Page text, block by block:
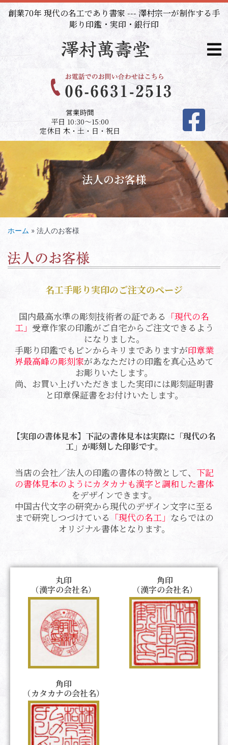
内
創業70年 現代の名工であり書家 --- 澤村宗一が制作する手
彫り印鑑・実印・銀行印
営業時間
平日 10:30～15:00
定休日 木・土・日・祝日
法人のお客様
ホーム » 法人のお客様
名工手彫り実印のご注文のページ
国内最高水準の彫刻技術者の証である 「現代の名
工」 受章作家の印鑑がご自宅からご注文できるよう
になりました。
手彫り印鑑でもピンからキリまでありますが印章業
界最高峰の彫刻家があなただけの印鑑を真心込めて
お彫りいたします。
尚、お買い上げいただきました実印には彫刻証明書
と印章保証書をお付けいたします。
【実印の書体見本】下記の書体見本は実際に「現代の名
工」が彫刻した印影です。
当店の会社／法人の印鑑の書体の特徴として、 下記
の書体見本のようにカタカナも漢字と調和した書体
をデザインできます。
中国古代文字の研究から現代のデザイン文字に至る
まで研究しつづけている 「現代の名工」 ならではの
オリジナル書体となります。
丸印
（漢字の会社名）
角印
（漢字の会社名）
角印
（カタカナの会社名）